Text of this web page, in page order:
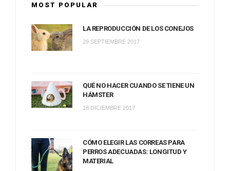
MOST POPULAR
LA REPRODUCCIÓN DE LOS CONEJOS
29 SEPTIEMBRE 2017
QUÉ NO HACER CUANDO SE TIENE UN
HÁMSTER
18 DICIEMBRE 2017
CÓMO ELEGIR LAS CORREAS PARA
PERROS ADECUADAS: LONGITUD Y
MATERIAL